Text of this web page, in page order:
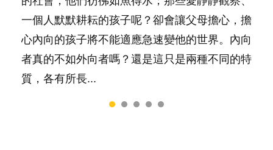
一個人默默耕耘的孩子呢？卻會讓父母擔心，擔
心內向的孩子將不能適應急速變他的世界。內向
者真的不如外向者嗎？還是這只是兩種不同的特
質，各有所長...
務……當父母的，有千百個任務要做。可惜，有
一樣重要至極的，總被遺漏——關注自己的情緒
和心理健康。...
是大家說得那麼難。一起來認識婚姻的真相！...